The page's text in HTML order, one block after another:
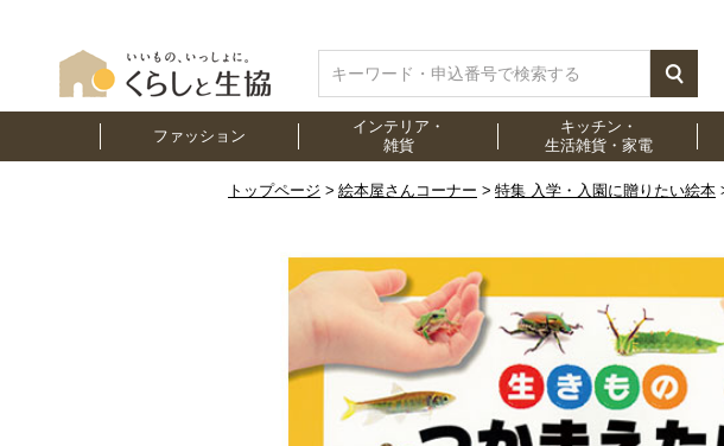
ファッション
インテリア・
雑貨
キッチン・
生活雑貨・家電
トップページ 絵本屋さんコーナー 特集 入学・入園に贈りたい絵本